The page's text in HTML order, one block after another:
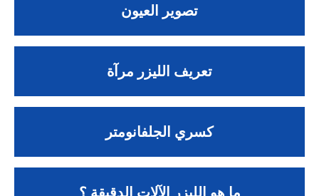
تصوير العيون
تعريف الليزر مرآة
كسري الجلفانومتر
ما هو الليزر الآلات الدقيقة ؟